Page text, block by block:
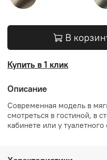
В
Купить в 1 клик
Описание
Современная модель в
смотреться в гостиной, в
кабинете или у